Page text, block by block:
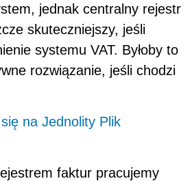
jednak centralny rejestr
skuteczniejszy, jeśli
systemu VAT. Byłoby to
rozwiązanie, jeśli chodzi
na Jednolity Plik
faktur pracujemy